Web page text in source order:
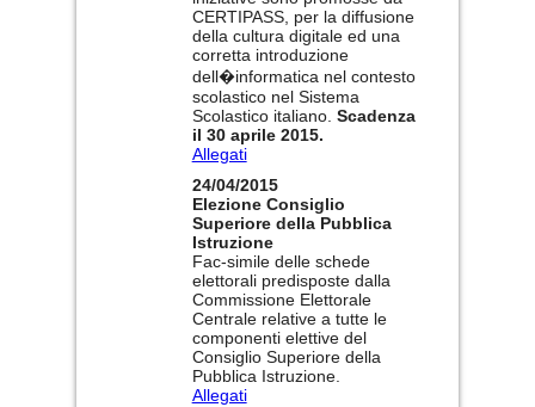
CERTIPASS, per la diffusione
della cultura digitale ed una
corretta introduzione
dell�informatica nel contesto
scolastico nel Sistema
Scolastico italiano. Scadenza
il 30 aprile 2015.
Allegati
24/04/2015
Elezione Consiglio
Superiore della Pubblica
Istruzione
Fac-simile delle schede
elettorali predisposte dalla
Commissione Elettorale
Centrale relative a tutte le
componenti elettive del
Consiglio Superiore della
Pubblica Istruzione.
Allegati